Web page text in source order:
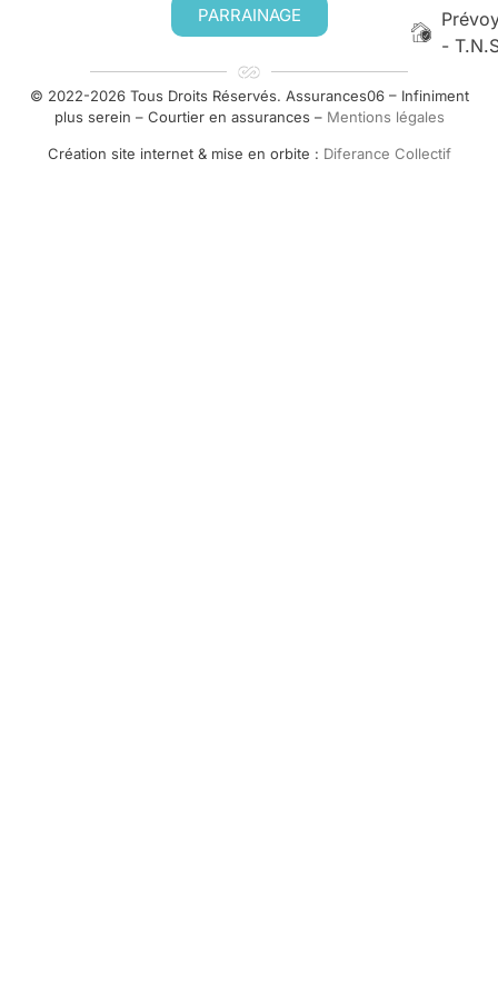
PARRAINAGE
-
© 2022-2026 Tous Droits Réservés. Assurances06 – Infiniment
plus serein – Courtier en assurances – Mentions légales
Création site internet & mise en orbite : Diferance Collectif